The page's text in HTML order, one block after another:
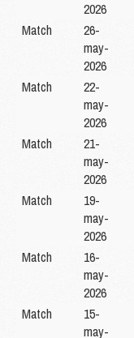
2026
Match
26-
may-
2026
Match
22-
may-
2026
Match
21-
may-
2026
Match
19-
may-
2026
Match
16-
may-
2026
Match
15-
may-